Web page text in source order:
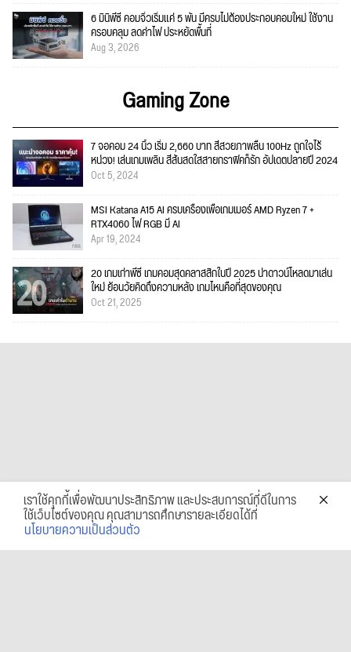
6 มินิพีซี คอมจิ๋วเริ่มแค่ 5 พัน มีครบไม่ต้องประกอบคอมใหม่ ใช้งาน
ครอบคลุม ลดค่าไฟ ประหยัดพื้นที่
Aug 3, 2026
Gaming Zone
7 จอคอม 24 นิ้ว เริ่ม 2,660 บาท สีสวยภาพลื่น 100Hz ถูกใจไร้
หน่วง! เล่นเกมเพลิน สีสันสดใสสายกราฟิคก็รัก อัปเดตปลายปี 2024
Oct 5, 2024
MSI Katana A15 AI ครบเครื่องเพื่อเกมเมอร์ AMD Ryzen 7 +
RTX4060 ไฟ RGB มี AI
Apr 19, 2024
20 เกมเก่าพีซี เกมคอมสุดคลาสสิกในปี 2025 น่าดาวน์โหลดมาเล่น
ใหม่ ย้อนวัยคิดถึงความหลัง เกมไหนคือที่สุดของคุณ
Oct 21, 2025
เราใช้คุกกี้เพื่อพัฒนาประสิทธิภาพ และประสบการณ์ที่ดีในการ
ใช้เว็บไซต์ของคุณ คุณสามารถศึกษารายละเอียดได้ที่
นโยบายความเป็นส่วนตัว